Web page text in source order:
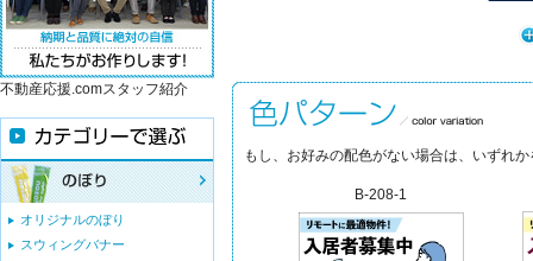
もし、お好みの配色がない場合は、いずれ
B-208-1
不動産応援.comスタッフ紹介
オリジナルのぼり
スウィングバナー